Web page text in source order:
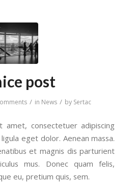
post
/ in News / by Sertac
amet, consectetuer adipiscing
eget dolor. Aenean massa.
et magnis dis parturient
mus. Donec quam felis,
eu, pretium quis, sem.